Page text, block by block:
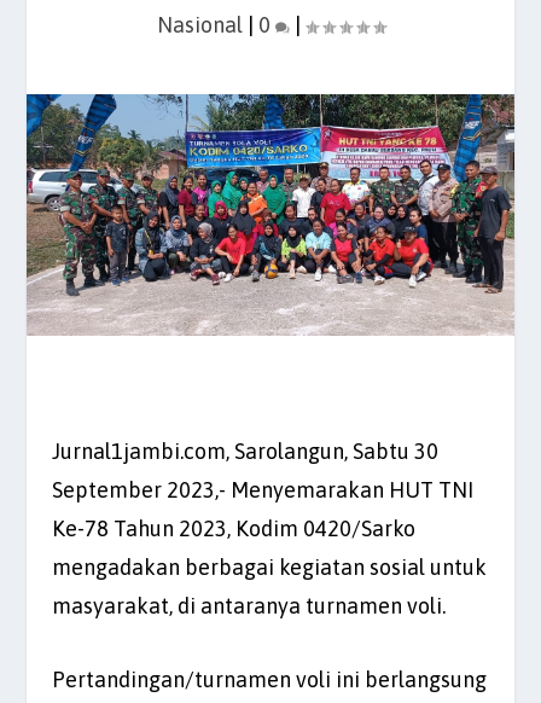
Nasional| 0 |
Jurnal1jambi.com, Sarolangun, Sabtu 30
September 2023,- Menyemarakan HUT TNI
Ke-78 Tahun 2023, Kodim 0420/Sarko
mengadakan berbagai kegiatan sosial untuk
masyarakat, di antaranya turnamen voli.
Pertandingan/turnamen voli ini berlangsung